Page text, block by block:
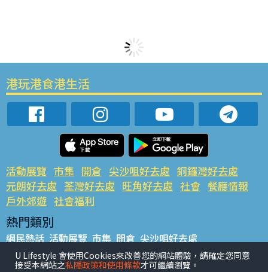
港玩港食港生活
活動展覽 市集 開倉 尖沙咀好去處 銅鑼灣好去處
元朗好去處 荃灣好去處 旺角好去處 社會 餐廳情報
戶外郊遊 社會福利
熱門類別
網民熱話 活動展覽 市集 開倉 尖沙咀好去處
銅鑼灣好去處 元朗好去處 荃灣好去處 旺角好去處 社會
餐廳情報 戶外郊遊
U Lifestyle 會使用Cookies來改善您的網站體驗，請確定您同意
接受本網站之私隱政策和使用條款才可繼續瀏覽。